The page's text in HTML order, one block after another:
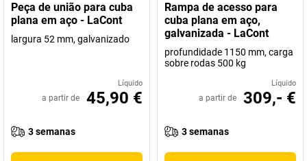
Peça de união para cuba
plana em aço - LaCont
largura 52 mm, galvanizado
Líquido
a partir de 45,90 €
3 semanas
Rampa de acesso para
cuba plana em aço,
galvanizada - LaCont
profundidade 1150 mm, carga
sobre rodas 500 kg
Líquido
a partir de 309,- €
3 semanas